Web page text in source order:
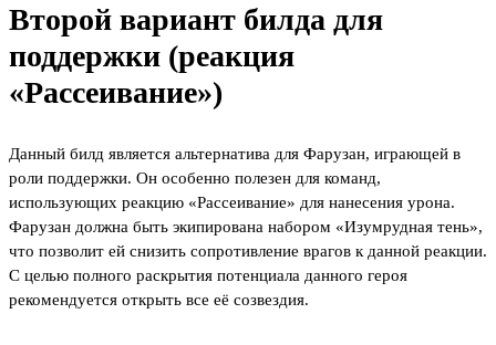
Второй вариант билда для
поддержки (реакция
«Рассеивание»)
Данный билд является альтернатива для Фарузан, играющей в
роли поддержки. Он особенно полезен для команд,
использующих реакцию «Рассеивание» для нанесения урона.
Фарузан должна быть экипирована набором «Изумрудная тень»,
что позволит ей снизить сопротивление врагов к данной реакции.
С целью полного раскрытия потенциала данного героя
рекомендуется открыть все её созвездия.